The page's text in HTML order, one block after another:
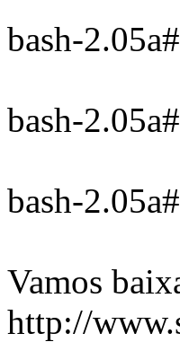
bash-
bash-
bash-
Vamos
http://